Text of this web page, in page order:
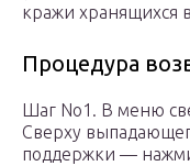
кражи хранящихся
Процедура
Шаг No1. В меню
Сверху
поддержки —